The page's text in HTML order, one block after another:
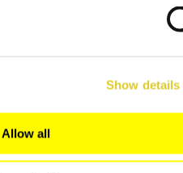
Show details
Allow all